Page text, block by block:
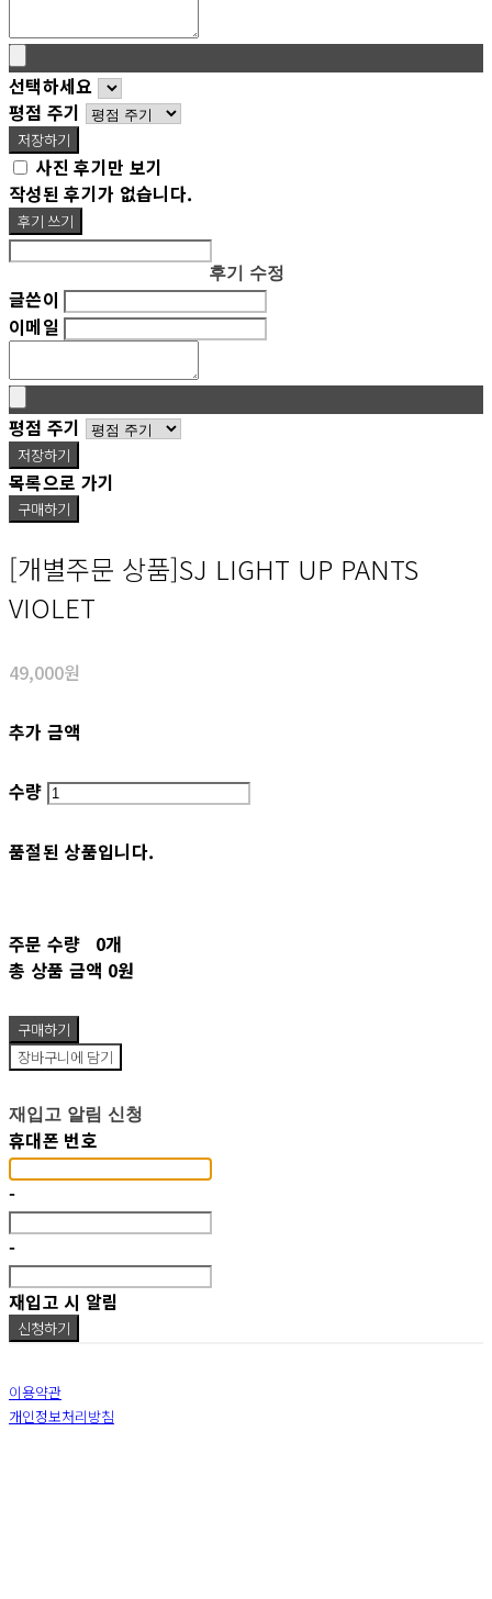
선택하세요
평점 주기
저장하기
사진 후기만 보기
작성된 후기가 없습니다.
후기 쓰기
후기 수정
글쓴이
이메일
평점 주기
저장하기
목록으로 가기
구매하기
[개별주문 상품]SJ LIGHT UP PANTS
VIOLET
49,000원
추가 금액
수량
품절된 상품입니다.
주문 수량
0개
총 상품 금액 0원
구매하기
장바구니에 담기
재입고 알림 신청
휴대폰 번호
-
-
재입고 시 알림
신청하기
이용약관
개인정보처리방침